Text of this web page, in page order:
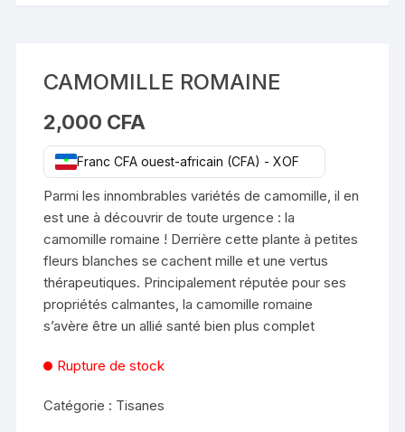
CAMOMILLE ROMAINE
2,000 CFA
Franc CFA ouest-africain (CFA) - XOF
Parmi les innombrables variétés de camomille, il en
est une à découvrir de toute urgence : la
camomille romaine ! Derrière cette plante à petites
fleurs blanches se cachent mille et une vertus
thérapeutiques. Principalement réputée pour ses
propriétés calmantes, la camomille romaine
s’avère être un allié santé bien plus complet
Rupture de stock
Catégorie : Tisanes